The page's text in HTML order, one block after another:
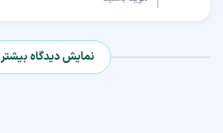
نمایش دیدگاه بیشتر